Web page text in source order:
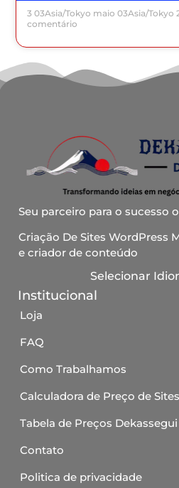
3 03Asia/Tokyo maio 03Asia/Tokyo
comentário
Seu parceiro para o sucesso
Criação De Sites WordPress
e criador de conteúdo
Selecionar
Institucional
Loja
FAQ
Como Trabalhamos
Calculadora de Preço de Sites
Tabela de Preços
Contato
Politica de privacidade